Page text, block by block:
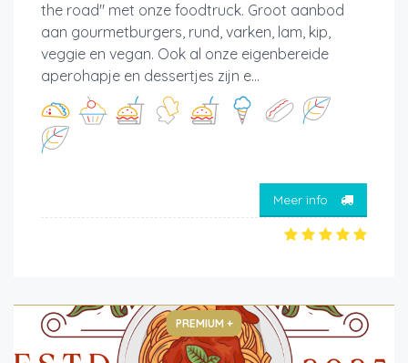
the road" met onze foodtruck. Groot aanbod
aan gourmetburgers, rund, varken, lam, kip,
veggie en vegan. Ook al onze eigenbereide
aperohapje en dessertjes zijn e...
Meer info
PREMIUM +